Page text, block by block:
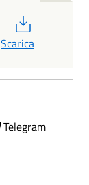
Scarica
Telegram